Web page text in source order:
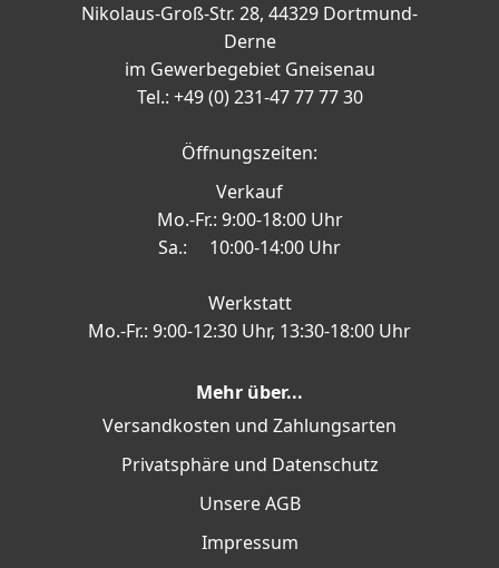
Nikolaus-Groß-Str. 28, 44329 Dortmund-
Derne
im Gewerbegebiet Gneisenau
Tel.: +49 (0) 231-47 77 77 30
Öffnungszeiten:
Verkauf
Mo.-Fr.: 9:00-18:00 Uhr
Sa.: 10:00-14:00 Uhr
Werkstatt
Mo.-Fr.: 9:00-12:30 Uhr, 13:30-18:00 Uhr
Mehr über...
Versandkosten und Zahlungsarten
Privatsphäre und Datenschutz
Unsere AGB
Impressum